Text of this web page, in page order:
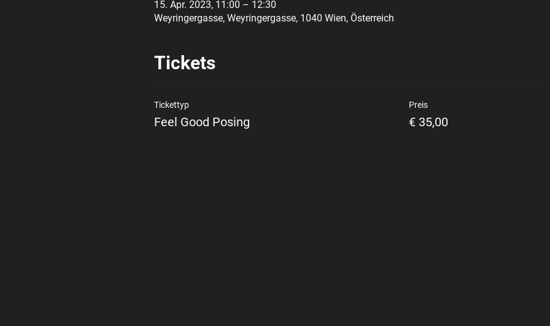
15. Apr. 2023, 11:00 – 12:30
Weyringergasse, Weyringergasse, 1040 Wien, Österreich
Tickets
Tickettyp
Feel Good Posing
Preis
€ 35,00